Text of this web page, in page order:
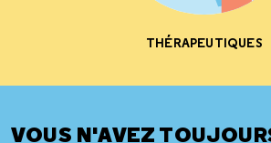
THÉRAPEUTIQUES
VOUS N'AVEZ